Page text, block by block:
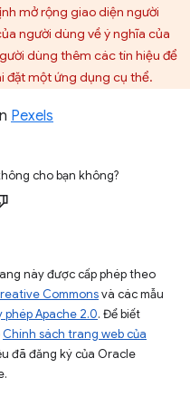
mở rộng giao diện người
người dùng về ý nghĩa của
dùng thêm các tín hiệu để
đặt một ứng dụng cụ thể.
Pexels
cho bạn không?
này được cấp phép theo
Commonsvà các mẫu
phép Apache 2.0. Để biết
Chính sách trang web của
đã đăng ký của Oracle